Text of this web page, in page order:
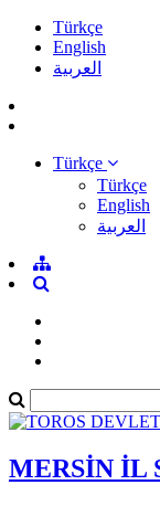
Türkçe
English
العربية
Türkçe
Türkçe
English
العربية
MERSİN İL